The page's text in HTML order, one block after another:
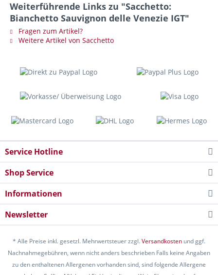
Weiterführende Links zu "Sacchetto:
Bianchetto Sauvignon delle Venezie IGT"
Fragen zum Artikel?
Weitere Artikel von Sacchetto
Service Hotline
Shop Service
Informationen
Newsletter
* Alle Preise inkl. gesetzl. Mehrwertsteuer zzgl.Versandkosten und ggf.
Nachnahmegebühren, wenn nicht anders beschrieben Falls keine Angaben
zu den enthaltenen Allergenen vorhanden sind, sind folgende Allergene